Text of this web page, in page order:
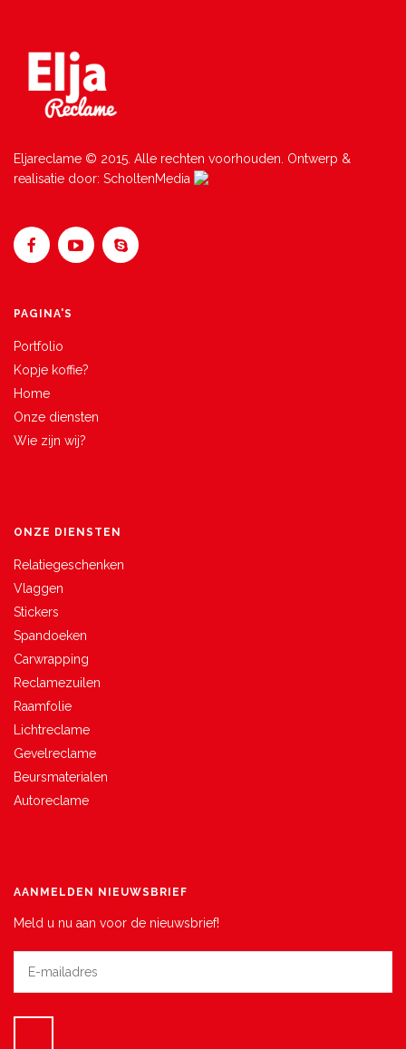
Eljareclame © 2015. Alle rechten voorhouden. Ontwerp &
realisatie door: ScholtenMedia
PAGINA'S
Portfolio
Kopje koffie?
Home
Onze diensten
Wie zijn wij?
ONZE DIENSTEN
Relatiegeschenken
Vlaggen
Stickers
Spandoeken
Carwrapping
Reclamezuilen
Raamfolie
Lichtreclame
Gevelreclame
Beursmaterialen
Autoreclame
AANMELDEN NIEUWSBRIEF
Meld u nu aan voor de nieuwsbrief!